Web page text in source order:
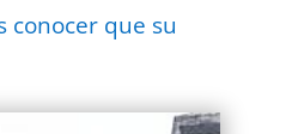
conocer que su